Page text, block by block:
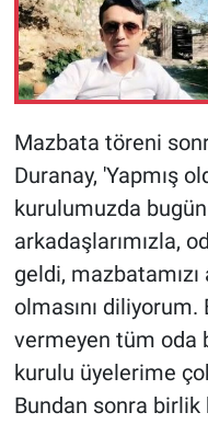
Mazbata töreni
Duranay, 'Yapmış
kurulumuzda bugün
arkadaşlarımızla,
geldi, mazbatamızı
olmasını
vermeyen tüm oda
kurulu üyelerime
Bundan sonra